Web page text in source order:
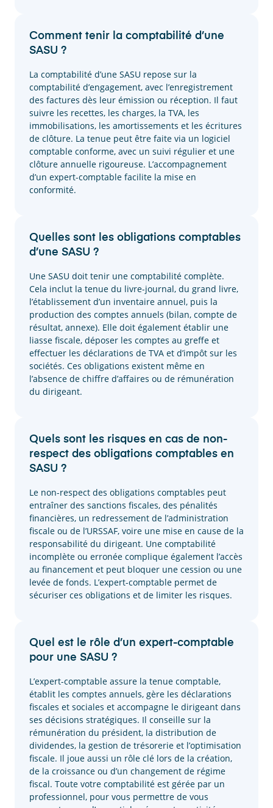
Comment tenir la comptabilité d’une
SASU ?
La comptabilité d’une SASU repose sur la
comptabilité d’engagement, avec l’enregistrement
des factures dès leur émission ou réception. Il faut
suivre les recettes, les charges, la TVA, les
immobilisations, les amortissements et les écritures
de clôture. La tenue peut être faite via un logiciel
comptable conforme, avec un suivi régulier et une
clôture annuelle rigoureuse. L’accompagnement
d’un expert-comptable facilite la mise en
conformité.
Quelles sont les obligations comptables
d’une SASU ?
Une SASU doit tenir une comptabilité complète.
Cela inclut la tenue du livre-journal, du grand livre,
l’établissement d’un inventaire annuel, puis la
production des comptes annuels (bilan, compte de
résultat, annexe). Elle doit également établir une
liasse fiscale, déposer les comptes au greffe et
effectuer les déclarations de TVA et d’impôt sur les
sociétés. Ces obligations existent même en
l’absence de chiffre d’affaires ou de rémunération
du dirigeant.
Quels sont les risques en cas de non-
respect des obligations comptables en
SASU ?
Le non-respect des obligations comptables peut
entraîner des sanctions fiscales, des pénalités
financières, un redressement de l’administration
fiscale ou de l’URSSAF, voire une mise en cause de la
responsabilité du dirigeant. Une comptabilité
incomplète ou erronée complique également l’accès
au financement et peut bloquer une cession ou une
levée de fonds. L’expert-comptable permet de
sécuriser ces obligations et de limiter les risques.
Quel est le rôle d’un expert-comptable
pour une SASU ?
L’expert-comptable assure la tenue comptable,
établit les comptes annuels, gère les déclarations
fiscales et sociales et accompagne le dirigeant dans
ses décisions stratégiques. Il conseille sur la
rémunération du président, la distribution de
dividendes, la gestion de trésorerie et l’optimisation
fiscale. Il joue aussi un rôle clé lors de la création,
de la croissance ou d’un changement de régime
fiscal. Toute votre comptabilité est gérée par un
professionnel, pour vous permettre de vous